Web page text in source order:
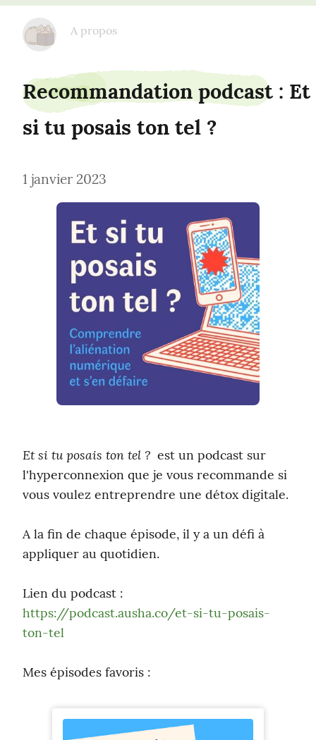
sauce.ririline
A propos
Recommandation podcast : Et
si tu posais ton tel ?
1 janvier 2023
Et si tu posais ton tel ? est un podcast sur
l'hyperconnexion que je vous recommande si
vous voulez entreprendre une détox digitale.
A la fin de chaque épisode, il y a un défi à
appliquer au quotidien.
https://podcast.ausha.co/et-si-tu-posais-
ton-tel
Mes épisodes favoris :